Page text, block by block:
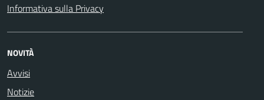
Informativa sulla Privacy
NOVITÀ
Avvisi
Notizie